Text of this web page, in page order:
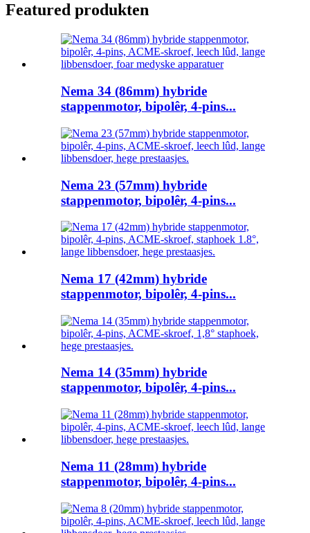
Featured produkten
Nema 34 (86mm) hybride
stappenmotor, bipolêr, 4-pins...
Nema 23 (57mm) hybride
stappenmotor, bipolêr, 4-pins...
Nema 17 (42mm) hybride
stappenmotor, bipolêr, 4-pins...
Nema 14 (35mm) hybride
stappenmotor, bipolêr, 4-pins...
Nema 11 (28mm) hybride
stappenmotor, bipolêr, 4-pins...